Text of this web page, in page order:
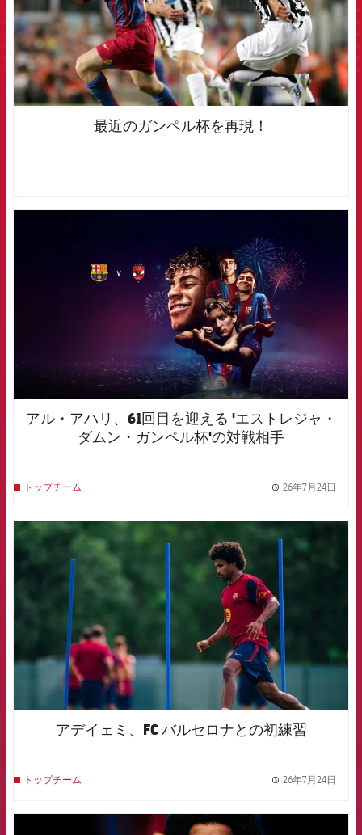
最近のガンペル杯を再現！
アル・アハリ、61回目を迎える 'エストレジャ・
ダムン・ガンペル杯'の対戦相手
トップチーム 26年7月24日
FCB Barcelona badge
アデイェミ、FC バルセロナとの初練習
トップチーム 26年7月24日
FCB Barcelona badge